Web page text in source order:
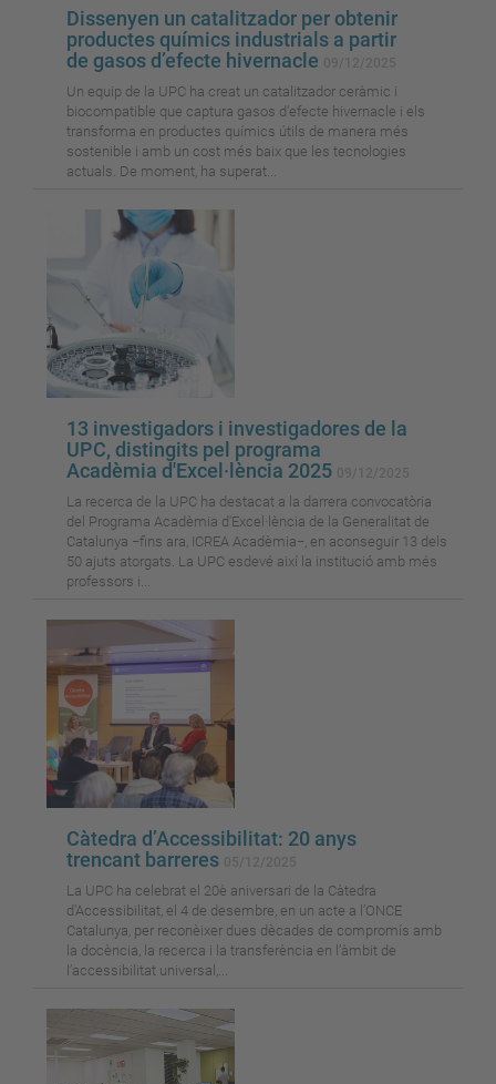
Dissenyen un catalitzador per obtenir
productes químics industrials a partir
de gasos d’efecte hivernacle
Un equip de la UPC ha creat un catalitzador ceràmic i
biocompatible que captura gasos d’efecte hivernacle i els
transforma en productes químics útils de manera més
sostenible i amb un cost més baix que les tecnologies
actuals. De moment, ha superat...
13 investigadors i investigadores de la
UPC, distingits pel programa
Acadèmia d'Excel·lència 2025
La recerca de la UPC ha destacat a la darrera convocatòria
del Programa Acadèmia d'Excel·lència de la Generalitat de
Catalunya −fins ara, ICREA Acadèmia−, en aconseguir 13 dels
50 ajuts atorgats. La UPC esdevé així la institució amb més
professors i...
Càtedra d’Accessibilitat: 20 anys
trencant barreres
La UPC ha celebrat el 20è aniversari de la Càtedra
d'Accessibilitat, el 4 de desembre, en un acte a l’ONCE
Catalunya, per reconèixer dues dècades de compromís amb
la docència, la recerca i la transferència en l’àmbit de
l’accessibilitat universal,...